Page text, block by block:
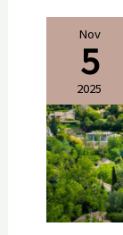
Nov
5
2025